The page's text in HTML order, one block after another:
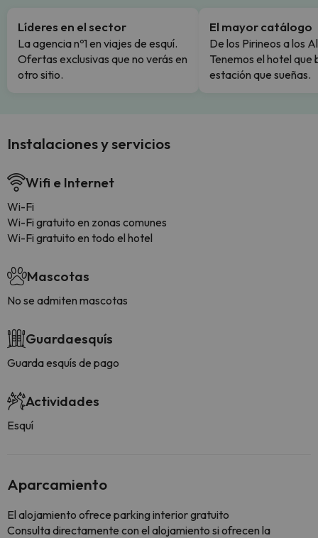
Líderes en el sector
La agencia nº1 en viajes de esquí.
Ofertas exclusivas que no verás en
otro sitio.
El mayor catálogo
De los Pirineos a los
Tenemos el hotel que
estación que sueñas.
Instalaciones y servicios
Wifi e Internet
Wi-Fi
Wi-Fi gratuito en zonas comunes
Wi-Fi gratuito en todo el hotel
Mascotas
No se admiten mascotas
Guardaesquís
Guarda esquís de pago
Actividades
Esquí
Aparcamiento
El alojamiento ofrece parking interior gratuito
Consulta directamente con el alojamiento si ofrecen la